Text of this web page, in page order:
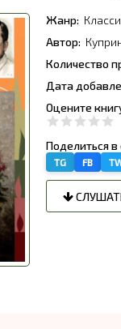
Жанр:
Автор:
Количество
Дата
Оцените
Поделиться в
TG FB